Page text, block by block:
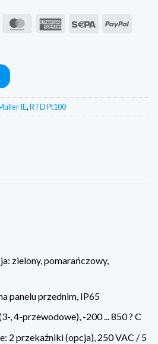
Wiza MasterCardAmerican Sepa
PayPal
IE,RTD Pt100
zielony, pomarańczowy,
panelu przednim, IP65
, 4-przewodowe), -200 ... 850 ? C
2 przekaźniki (opcja), 250 VAC / 5